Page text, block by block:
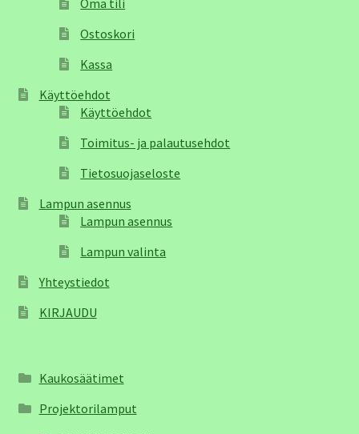
Oma tili
Ostoskori
Kassa
Käyttöehdot
Käyttöehdot
Toimitus- ja palautusehdot
Tietosuojaseloste
Lampun asennus
Lampun asennus
Lampun valinta
Yhteystiedot
KIRJAUDU
Kaukosäätimet
Projektorilamput